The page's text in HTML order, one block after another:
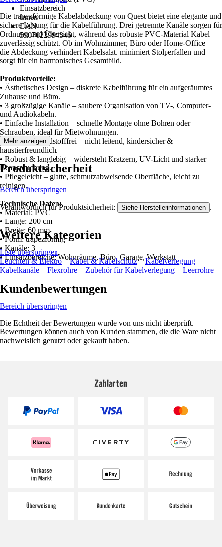
Einsatzbereich
Innen
EAN
5907022994346
Die trapezförmige Kabelabdeckung von Quest bietet eine elegante und
sichere Lösung für die Kabelführung. Drei getrennte Kanäle sorgen für
Ordnung und Übersicht, während das robuste PVC-Material Kabel
zuverlässig schützt. Ob im Wohnzimmer, Büro oder Home-Office –
die Abdeckung verhindert Kabelsalat, minimiert Stolperfallen und
sorgt für ein harmonisches Gesamtbild.
Produktvorteile:
• Ästhetisches Design – diskrete Kabelführung für ein aufgeräumtes
Zuhause und Büro.
• 3 großzügige Kanäle – saubere Organisation von TV-, Computer-
und Audiokabeln.
• Einfache Installation – schnelle Montage ohne Bohren oder
Schrauben, ideal für Mietwohnungen.
• Sicher & schadstofffrei – nicht leitend, kindersicher &
haustierfreundlich.
• Robust & langlebig – widersteht Kratzern, UV-Licht und starker
Beanspruchung.
• Pflegeleicht – glatte, schmutzabweisende Oberfläche, leicht zu
reinigen.
Technische Daten:
• Material: PVC
• Länge: 200 cm
• Breite: 60 mm
• Form: trapezförmig
• Kanäle: 3
• Einsatzbereiche: Wohnräume, Büro, Garage, Werkstatt
Mehr anzeigen
Produktsicherheit
Bereich überspringen
Verantwortlich für Produktsicherheit: Siehe Herstellerinformationen .
Weitere Kategorien
Liste überspringen
Leuchten & Elektro
Kabel & Kabelschutz
Kabelverlegung
Kabelkanäle
Flexrohre Zubehör für Kabelverlegung Leerrohre
Kundenbewertungen
Bereich überspringen
Die Echtheit der Bewertungen wurde von uns nicht überprüft.
Bewertungen können auch von Kunden stammen, die die Ware nicht
nachweislich genutzt oder gekauft haben.
Zahlarten